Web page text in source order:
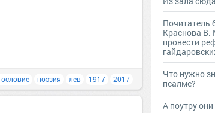
поэзия лев 1917 2017
Почитатель
Краснова В.
провести
Что нужно
псалме?
А поутру